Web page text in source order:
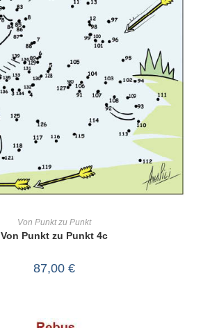
Von Punkt zu Punkt
Von Punkt zu Punkt 4c
87,00 €